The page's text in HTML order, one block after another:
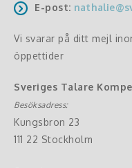
E-post:
Vi svarar på ditt mejl
öppettider
Sveriges Talare
Besöksadress:
Kungsbron 23
111 22 Stockholm